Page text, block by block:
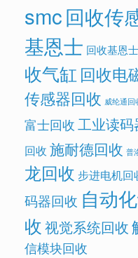
smc回收传
基恩士 回收基恩
收气缸 回收电
传感器回收 威纶通回
富士回收工业读码
回收 施耐德回收 普
龙回收 步进电机回
码器回收 自动
收视觉系统回收
信模块回收